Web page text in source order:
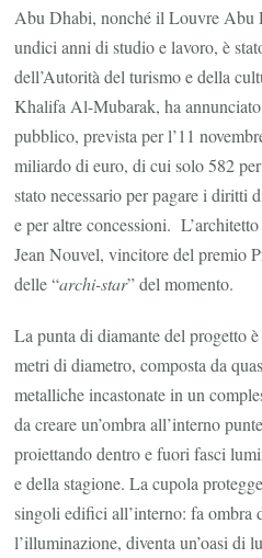
Abu Dhabi, nonché il Louvre Abu
undici anni di studio e lavoro, è
dell’Autorità del turismo e della
Khalifa Al-Mubarak, ha
pubblico, prevista per l’11
miliardo di euro, di cui solo 582
stato necessario per pagare i
e per altre concessioni.
Jean Nouvel, vincitore del premio
delle “archi-star” del momento.
La punta di diamante del progetto
metri di diametro, composta da
metalliche incastonate in un
da creare un’ombra all’interno
proiettando dentro e fuori fasci
e della stagione. La cupola
singoli edifici all’interno: fa ombra
l’illuminazione, diventa un’oasi di